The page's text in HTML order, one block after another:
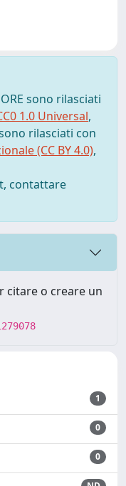
sono rilasciati
1.0 Universal,
rilasciati con
(CC BY 4.0),
contattare
citare o creare un
1
0
0